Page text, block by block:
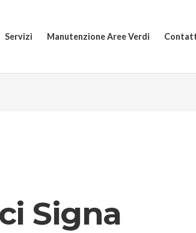
Servizi Manutenzione Aree Verdi
Signa